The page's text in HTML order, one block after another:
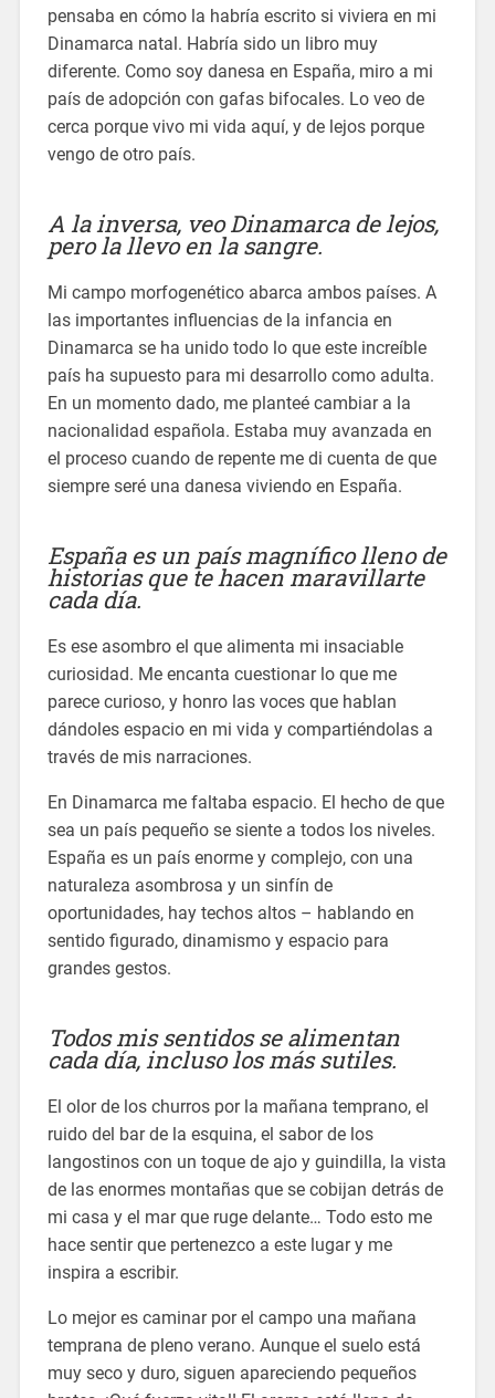
pensaba en cómo la habría escrito si viviera en mi
Dinamarca natal. Habría sido un libro muy
diferente. Como soy danesa en España, miro a mi
país de adopción con gafas bifocales. Lo veo de
cerca porque vivo mi vida aquí, y de lejos porque
vengo de otro país.
A la inversa, veo Dinamarca de lejos,
pero la llevo en la sangre.
Mi campo morfogenético abarca ambos países. A
las importantes influencias de la infancia en
Dinamarca se ha unido todo lo que este increíble
país ha supuesto para mi desarrollo como adulta.
En un momento dado, me planteé cambiar a la
nacionalidad española. Estaba muy avanzada en
el proceso cuando de repente me di cuenta de que
siempre seré una danesa viviendo en España.
España es un país magnífico lleno de
historias que te hacen maravillarte
cada día.
Es ese asombro el que alimenta mi insaciable
curiosidad. Me encanta cuestionar lo que me
parece curioso, y honro las voces que hablan
dándoles espacio en mi vida y compartiéndolas a
través de mis narraciones.
En Dinamarca me faltaba espacio. El hecho de que
sea un país pequeño se siente a todos los niveles.
España es un país enorme y complejo, con una
naturaleza asombrosa y un sinfín de
oportunidades, hay techos altos – hablando en
sentido figurado, dinamismo y espacio para
grandes gestos.
Todos mis sentidos se alimentan
cada día, incluso los más sutiles.
El olor de los churros por la mañana temprano, el
ruido del bar de la esquina, el sabor de los
langostinos con un toque de ajo y guindilla, la vista
de las enormes montañas que se cobijan detrás de
mi casa y el mar que ruge delante… Todo esto me
hace sentir que pertenezco a este lugar y me
inspira a escribir.
Lo mejor es caminar por el campo una mañana
temprana de pleno verano. Aunque el suelo está
muy seco y duro, siguen apareciendo pequeños